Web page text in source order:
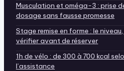
Musculation et oméga-3 : prise
dosage sans fausse promesse
Stage remise en forme : le
vérifier avant de réserver
1h de vélo : de 300 à 700 kcal
l’assistance